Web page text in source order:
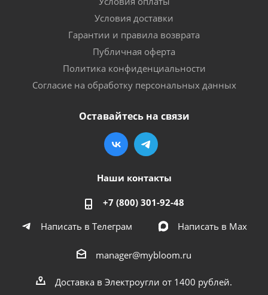
Условия доставки
Гарантии и правила возврата
Публичная оферта
Политика конфиденциальности
Согласие на обработку персональных данных
Оставайтесь на связи
Наши контакты
+7 (800) 301-92-48
Написать в Телеграм
Написать в Мах
manager@mybloom.ru
Доставка в Электроугли от 1400 рублей.